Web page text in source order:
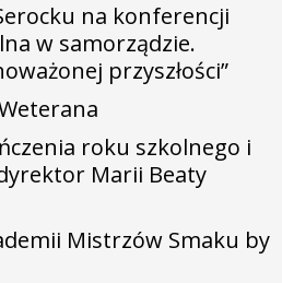
na konferencji
w samorządzie.
przyszłości”
roku szkolnego i
Marii Beaty
Mistrzów Smaku by